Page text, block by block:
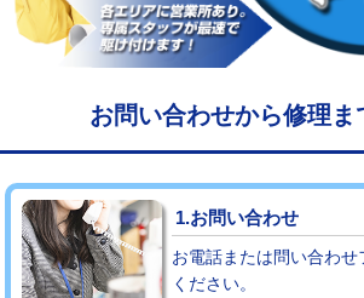
マス交換（土の掘削・埋め戻し作業）
マス交換（深さ50㎝未満）
マス交換（深さ50㎝以上）
コンクリート斫り（厚さ10㎝まで）
コンクリート斫り（厚さ10㎝超え）
モルタル補修（厚さ10㎝まで）
お問い合わせから修理ま
1.お問い合わせ
お電話または問い合わ
ください。